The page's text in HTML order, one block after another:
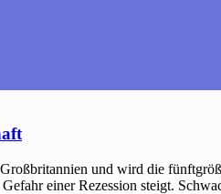
und wird die
einer Rezession steigt.